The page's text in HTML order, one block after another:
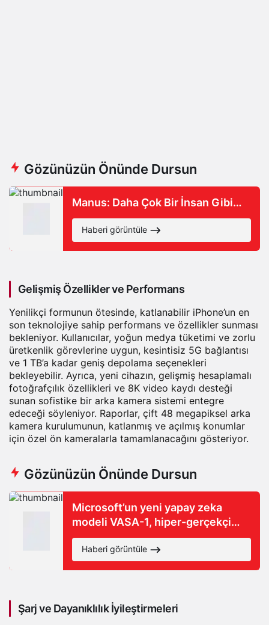
Gözünüzün Önünde Dursun
Manus: Daha Çok Bir İnsan Gibi…
Haberi görüntüle
Gelişmiş Özellikler ve Performans
Yenilikçi formunun ötesinde, katlanabilir iPhone’un en
son teknolojiye sahip performans ve özellikler sunması
bekleniyor. Kullanıcılar, yoğun medya tüketimi ve zorlu
üretkenlik görevlerine uygun, kesintisiz 5G bağlantısı
ve 1 TB’a kadar geniş depolama seçenekleri
bekleyebilir. Ayrıca, yeni cihazın, gelişmiş hesaplamalı
fotoğrafçılık özellikleri ve 8K video kaydı desteği
sunan sofistike bir arka kamera sistemi entegre
edeceği söyleniyor. Raporlar, çift 48 megapiksel arka
kamera kurulumunun, katlanmış ve açılmış konumlar
için özel ön kameralarla tamamlanacağını gösteriyor.
Gözünüzün Önünde Dursun
Microsoft’un yeni yapay zeka
modeli VASA-1, hiper-gerçekçi
videolar oluşturuyor
Haberi görüntüle
Şarj ve Dayanıklılık İyileştirmeleri